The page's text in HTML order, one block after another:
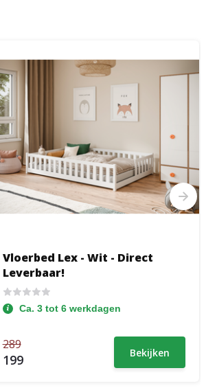
Vloerbed Lex - Wit - Direct
Leverbaar!
Ca. 3 tot 6 werkdagen
289
199 Bekijken